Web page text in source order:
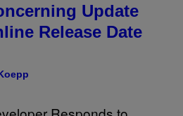
Update
Release Date